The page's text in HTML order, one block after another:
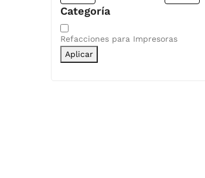
Categoría
Categoría
Refacciones para Impresoras
Aplicar